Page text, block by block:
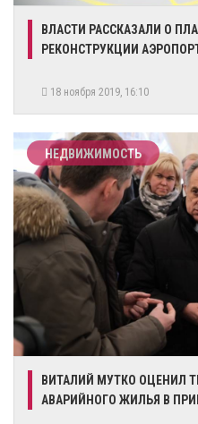
ВЛАСТИ РАССКАЗАЛИ О
РЕКОНСТРУКЦИИ
18 ноября 2019, 16:10
НЕДВИЖИМОСТЬ
​ВИТАЛИЙ МУТКО ОЦЕНИЛ
АВАРИЙНОГО ЖИЛЬЯ В